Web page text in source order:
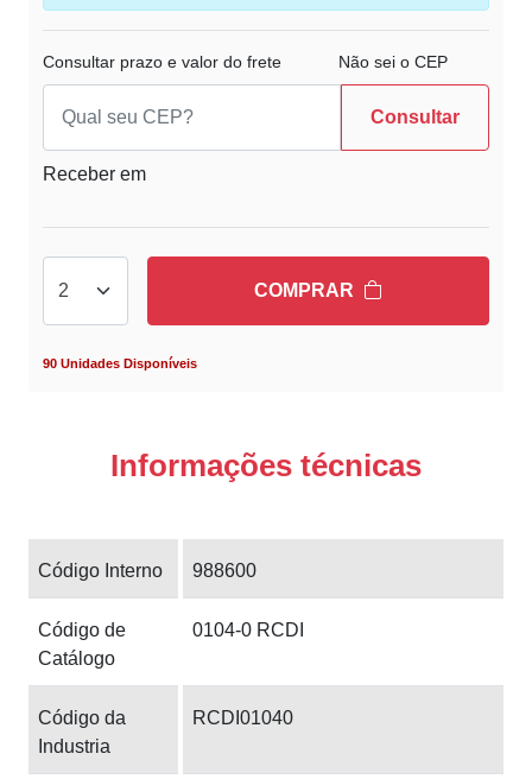
Consultar prazo e valor do frete Não sei o CEP
Consultar
Receber em
COMPRAR
90 Unidades Disponíveis
Informações técnicas
Código Interno 988600
Código de
Catálogo
0104-0 RCDI
Código da
Industria
RCDI01040